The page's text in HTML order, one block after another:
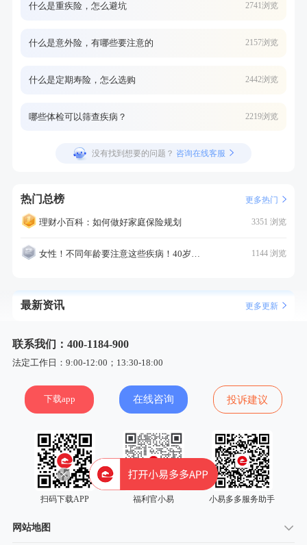
什么是重疾险，怎么避坑 2741浏览
什么是意外险，有哪些要注意的 2157浏览
什么是定期寿险，怎么选购 2442浏览
哪些体检可以筛查疾病？ 2219浏览
没有找到想要的问题？ 咨询在线客服
热门总榜 更多热门
理财小百科：如何做好家庭保险规划 3351 浏览
女性！不同年龄要注意这些疾病！40岁的这个疾病最需要注意！ 1144 浏览
最新资讯 更多更新
联系我们：400-1184-900
法定工作日：9:00-12:00；13:30-18:00
下载app 在线咨询 投诉建议
扫码下载APP 福利官小易 小易多多服务助手
网站地图